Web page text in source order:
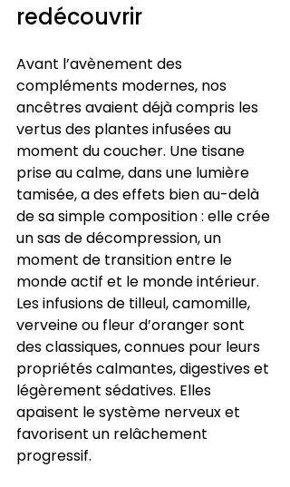
redécouvrir
Avant l’avènement des
compléments modernes, nos
ancêtres avaient déjà compris les
vertus des plantes infusées au
moment du coucher. Une tisane
prise au calme, dans une lumière
tamisée, a des effets bien au-delà
de sa simple composition : elle crée
un sas de décompression, un
moment de transition entre le
monde actif et le monde intérieur.
Les infusions de tilleul, camomille,
verveine ou fleur d’oranger sont
des classiques, connues pour leurs
propriétés calmantes, digestives et
légèrement sédatives. Elles
apaisent le système nerveux et
favorisent un relâchement
progressif.